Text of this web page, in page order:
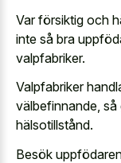
Var försiktig och
inte så bra
valpfabriker.
Valpfabriker
välbefinnande,
hälsotillstånd.
Besök